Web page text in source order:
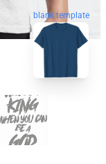
blank template